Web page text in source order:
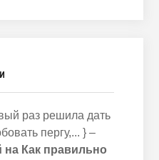
раз решила дать
пергу,... } –
на Как правильно